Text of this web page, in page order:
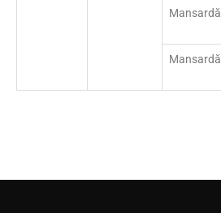
Mansardă
Mansardă